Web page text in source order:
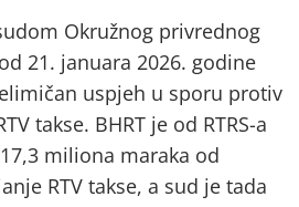
Okružnog privrednog
21. januara 2026. godine
uspjeh u sporu protiv
takse. BHRT je od RTRS-a
miliona maraka od
RTV takse, a sud je tada